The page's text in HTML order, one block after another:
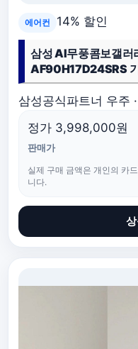
에어컨 14% 할인
삼성 AI무풍콤보갤러
AF90H17D24SRS
삼성공식파트너 우주
정가 3,998,000원
판매가
실제 구매 금액은 개인의 카
니다.